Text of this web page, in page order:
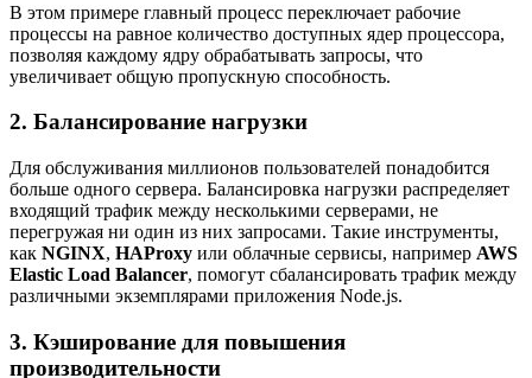
В этом примере главный процесс переключает рабочие
процессы на равное количество доступных ядер процессора,
позволяя каждому ядру обрабатывать запросы, что
увеличивает общую пропускную способность.
2. Балансирование нагрузки
Для обслуживания миллионов пользователей понадобится
больше одного сервера. Балансировка нагрузки распределяет
входящий трафик между несколькими серверами, не
перегружая ни один из них запросами. Такие инструменты,
как NGINX, HAProxy или облачные сервисы, например AWS
Elastic Load Balancer, помогут сбалансировать трафик между
различными экземплярами приложения Node.js.
3. Кэширование для повышения
производительности